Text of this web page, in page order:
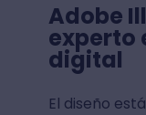
Adobe
experto
digital
El diseño